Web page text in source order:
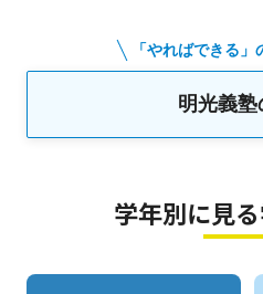
「やればできる
明光義塾
学年別に見